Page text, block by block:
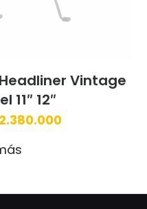
Nombre
Vintage
11″ 12″
2.380.000Current